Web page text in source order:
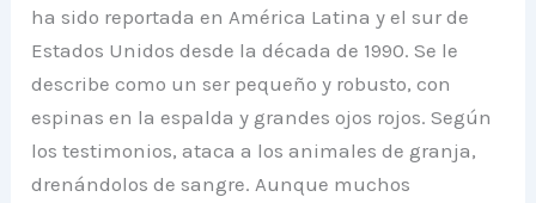
ha sido reportada en América Latina y el sur de
Estados Unidos desde la década de 1990. Se le
describe como un ser pequeño y robusto, con
espinas en la espalda y grandes ojos rojos. Según
los testimonios, ataca a los animales de granja,
drenándolos de sangre. Aunque muchos